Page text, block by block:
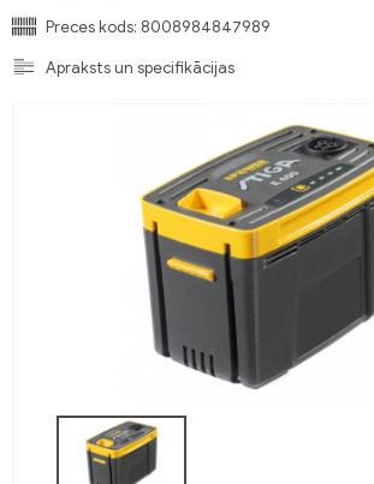
Preces kods: 8008984847989
Apraksts un specifikācijas